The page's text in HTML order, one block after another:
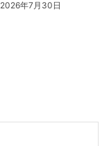
2026年7月30日